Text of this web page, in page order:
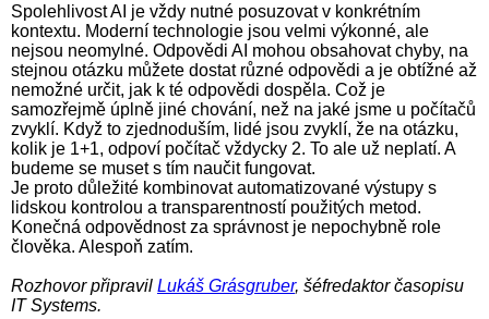
Spolehlivost AI je vždy nutné posuzovat v konkrétním
kontextu. Moderní technologie jsou velmi výkonné, ale
nejsou neomylné. Odpovědi AI mohou obsahovat chyby, na
stejnou otázku můžete dostat různé odpovědi a je obtížné až
nemožné určit, jak k té odpovědi dospěla. Což je
samozřejmě úplně jiné chování, než na jaké jsme u počítačů
zvyklí. Když to zjednoduším, lidé jsou zvyklí, že na otázku,
kolik je 1+1, odpoví počítač vždycky 2. To ale už neplatí. A
budeme se muset s tím naučit fungovat.
Je proto důležité kombinovat automatizované výstupy s
lidskou kontrolou a transparentností použitých metod.
Konečná odpovědnost za správnost je nepochybně role
člověka. Alespoň zatím.
Rozhovor připravil Lukáš Grásgruber, šéfredaktor časopisu
IT Systems.